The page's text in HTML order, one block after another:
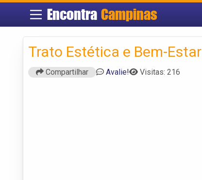
EncontraCampinas
Trato Estética e Bem-Estar
Compartilhar Avalie! Visitas: 216